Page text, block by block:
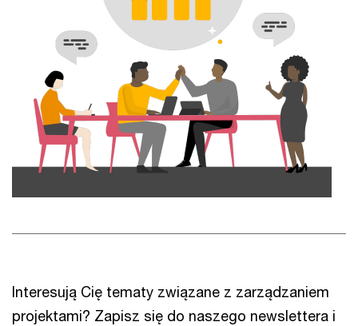
Interesują Cię tematy związane z zarządzaniem
projektami? Zapisz się do naszego newslettera i